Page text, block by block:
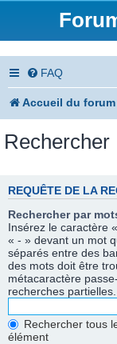
FAQ
Accueil du forum
Rechercher
REQUÊTE DE LA
Rechercher par
Insérez le caractère
« - » devant un mot
séparés entre des
des mots doit être
métacaractère
recherches partielles.
Rechercher tous
élément